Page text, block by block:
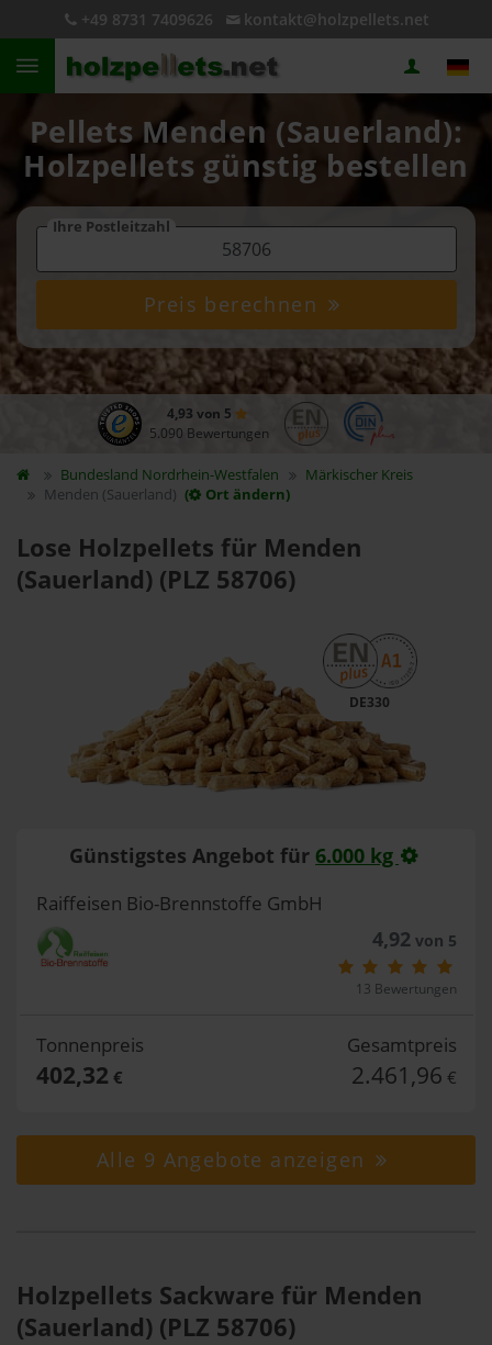
+49 8731 7409626 kontakt@holzpellets.net
Pellets Menden (Sauerland):
Holzpellets günstig bestellen
Ihre Postleitzahl
Preis berechnen
4,93 von 5
5.090 Bewertungen
Bundesland Nordrhein-Westfalen
Märkischer Kreis
Menden (Sauerland) ( Ort ändern)
Lose Holzpellets für Menden
(Sauerland) (PLZ 58706)
DE330
Günstigstes Angebot für 6.000 kg
Raiffeisen Bio-Brennstoffe GmbH
4,92von 5
13 Bewertungen
Tonnenpreis
402,32 €
Gesamtpreis
2.461,96 €
Alle 9 Angebote anzeigen
Holzpellets Sackware für Menden
(Sauerland) (PLZ 58706)